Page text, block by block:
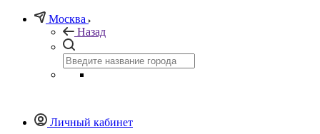
Москва
Назад
Личный кабинет